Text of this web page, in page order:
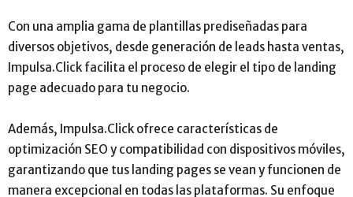
Con una amplia gama de plantillas prediseñadas para
diversos objetivos, desde generación de leads hasta ventas,
Impulsa.Click facilita el proceso de elegir el tipo de landing
page adecuado para tu negocio.
Además, Impulsa.Click ofrece características de
optimización SEO y compatibilidad con dispositivos móviles,
garantizando que tus landing pages se vean y funcionen de
manera excepcional en todas las plataformas. Su enfoque